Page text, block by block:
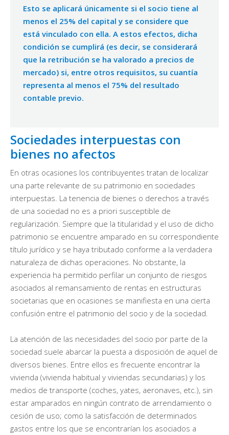
Esto se aplicará únicamente si el socio tiene al
menos el 25% del capital y se considere que
está vinculado con ella. A estos efectos, dicha
condición se cumplirá (es decir, se considerará
que la retribución se ha valorado a precios de
mercado) si, entre otros requisitos, su cuantía
representa al menos el 75% del resultado
contable previo.
Sociedades interpuestas con
bienes no afectos
En otras ocasiones los contribuyentes tratan de localizar
una parte relevante de su patrimonio en sociedades
interpuestas. La tenencia de bienes o derechos a través
de una sociedad no es a priori susceptible de
regularización. Siempre que la titularidad y el uso de dicho
patrimonio se encuentre amparado en su correspondiente
título jurídico y se haya tributado conforme a la verdadera
naturaleza de dichas operaciones. No obstante, la
experiencia ha permitido perfilar un conjunto de riesgos
asociados al remansamiento de rentas en estructuras
societarias que en ocasiones se manifiesta en una cierta
confusión entre el patrimonio del socio y de la sociedad.
La atención de las necesidades del socio por parte de la
sociedad suele abarcar la puesta a disposición de aquel de
diversos bienes. Entre ellos es frecuente encontrar la
vivienda (vivienda habitual y viviendas secundarias) y los
medios de transporte (coches, yates, aeronaves, etc.), sin
estar amparados en ningún contrato de arrendamiento o
cesión de uso; como la satisfacción de determinados
gastos entre los que se encontrarían los asociados a